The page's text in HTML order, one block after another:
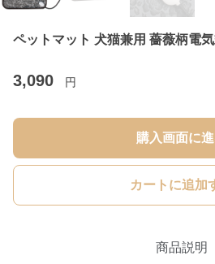
ペットマット 犬猫兼用 薔薇柄電
3,090 円
購入画面に
カートに追加
商品説明